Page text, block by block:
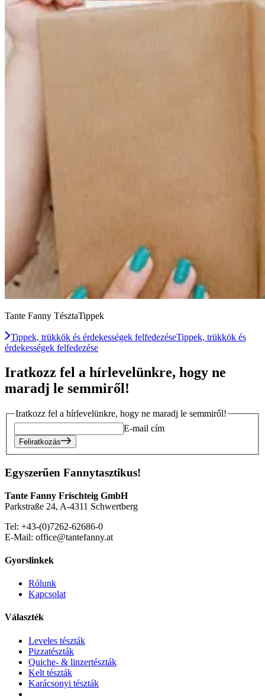
Tante Fanny TésztaTippek
Tippek, trükkök és érdekességek felfedezéseTippek, trükkök és
érdekességek felfedezése
Iratkozz fel a hírlevelünkre, hogy ne
maradj le semmiről!
Iratkozz fel a hírlevelünkre, hogy ne maradj le semmiről!
E-mail cím
Feliratkozás
Egyszerűen Fannytasztikus!
Tante Fanny Frischteig GmbH
Parkstraße 24, A-4311 Schwertberg
Tel: +43-(0)7262-62686-0
E-Mail: office@tantefanny.at
Gyorslinkek
Rólunk
Kapcsolat
Választék
Leveles tészták
Pizzatészták
Quiche- & linzertészták
Kelt tészták
Karácsonyi tészták